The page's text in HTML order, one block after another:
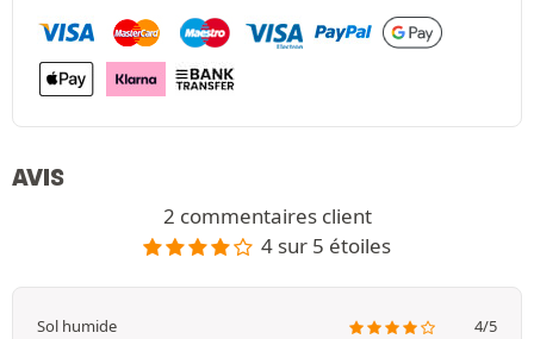
AVIS
2 commentaires client
4 sur 5 étoiles
Sol humide
4/5